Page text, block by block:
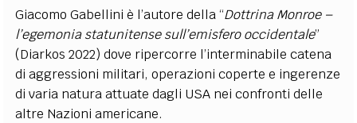
Giacomo Gabellini è l’autore della “Dottrina Monroe –
l’egemonia statunitense sull’emisfero occidentale”
(Diarkos 2022) dove ripercorre l’interminabile catena
di aggressioni militari, operazioni coperte e ingerenze
di varia natura attuate dagli USA nei confronti delle
altre Nazioni americane.